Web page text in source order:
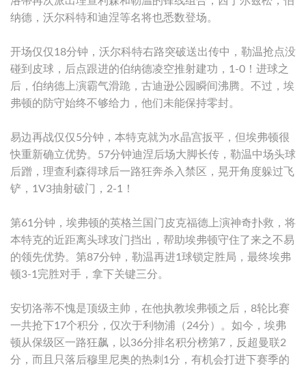
纳德，沃尔科特和迪涅等名将也悉数登场。
开场仅仅18分钟，沃尔科特右路突破送出传中，勒温抢点没
碰到皮球，后点跟进的伯纳德凌空推射建功，1-0！进球之
后，伯纳德上演霸气滑跪，古迪逊公园瞬间沸腾。不过，埃
弗顿的防守始终不够给力，他们未能保持零封。
易边再战仅仅5分钟，本特克就为水晶宫扳平，但埃弗顿很
快重新确立优势。57分钟迪涅后场大脚长传，勒温中场头球
后蹭，理查利森得球后一路狂奔杀入禁区，晃开角度躲过飞
铲，1V3抽射破门，2-1！
第61分钟，埃弗顿的英格兰国门皮克福德上演神奇扑救，将
本特克的近距离头球攻门挡出，帮助埃弗顿守住了来之不易
的领先优势。第87分钟，勒温再进1球锁定胜局，最终埃弗
顿3-1完胜对手，拿下关键三分。
安切洛蒂不愧是顶级主帅，在他执教埃弗顿之后，8轮比赛
一共抢下17个积分，仅次于利物浦（24分）。如今，埃弗
顿从保级区一路狂飙，以36分排名积分榜第7，反超曼联2
分，而且只落后穆里尼奥的热刺1分，有机会打进下赛季的